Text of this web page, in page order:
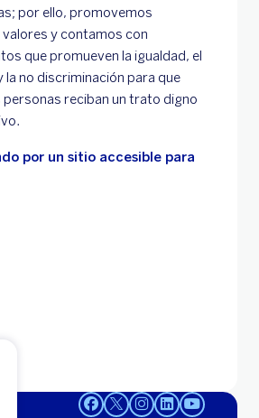
por ello, promovemos
y contamos con
que promueven la igualdad, el
la no discriminación para que
reciban un trato digno
por un sitio accesible para